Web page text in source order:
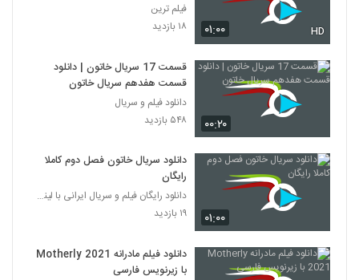
۰۱:۰۰ HD
فیلم ترین
۱۸ بازدید
۰۰:۲۰
قسمت 17 سریال خاتون | دانلود
قسمت هفدهم سریال خاتون
دانلود فیلم و سریال
۵۴۸ بازدید
۰۱:۰۰
دانلود سریال خاتون فصل دوم کاملا
رایگان
دانلود رایگان فیلم و سریال ایرانی با لینک مستقیم
۱۹ بازدید
دانلود فیلم مادرانه Motherly 2021
با زیرنویس فارسی